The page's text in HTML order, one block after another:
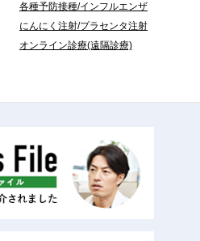
各種予防接種/インフルエンザ
にんにく注射/プラセンタ注射
オンライン診療(遠隔診療)